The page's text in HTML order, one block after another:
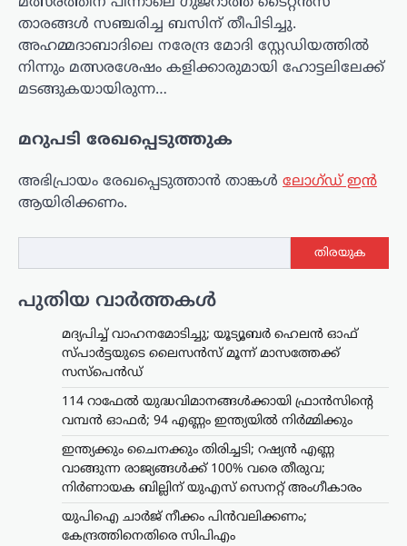
താരങ്ങൾ സഞ്ചരിച്ച ബസിന് തീപിടിച്ചു.
അഹമ്മദാബാദിലെ നരേന്ദ്ര മോദി സ്റ്റേഡിയത്തിൽ
നിന്നും മത്സരശേഷം കളിക്കാരുമായി ഹോട്ടലിലേക്ക്
മടങ്ങുകയായിരുന്ന…
മറുപടി രേഖപ്പെടുത്തുക
അഭിപ്രായം രേഖപ്പെടുത്താ‍ൻ താങ്കൾ ലോഗ്ഡ് ഇൻ
ആയിരിക്കണം.
തിരയുക
പുതിയ വാർത്തകൾ
മദ്യപിച്ച് വാഹനമോടിച്ചു; യൂട്യൂബർ ഹെലൻ ഓഫ്
സ്പാർട്ടയുടെ ലൈസൻസ് മൂന്ന് മാസത്തേക്ക്
സസ്‌പെൻഡ്
114 റാഫേൽ യുദ്ധവിമാനങ്ങൾക്കായി ഫ്രാൻസിന്റെ
വമ്പൻ ഓഫർ; 94 എണ്ണം ഇന്ത്യയിൽ നിർമ്മിക്കും
ഇന്ത്യക്കും ചൈനക്കും തിരിച്ചടി; റഷ്യൻ എണ്ണ
വാങ്ങുന്ന രാജ്യങ്ങൾക്ക് 100% വരെ തീരുവ;
നിർണായക ബില്ലിന് യുഎസ് സെനറ്റ് അംഗീകാരം
യുപിഐ ചാർജ് നീക്കം പിൻവലിക്കണം;
കേന്ദ്രത്തിനെതിരെ സിപിഎം